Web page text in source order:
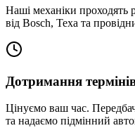
Наші механіки проходять
від Bosch, Texa та
Дотримання
Цінуємо ваш час.
та надаємо підмінний